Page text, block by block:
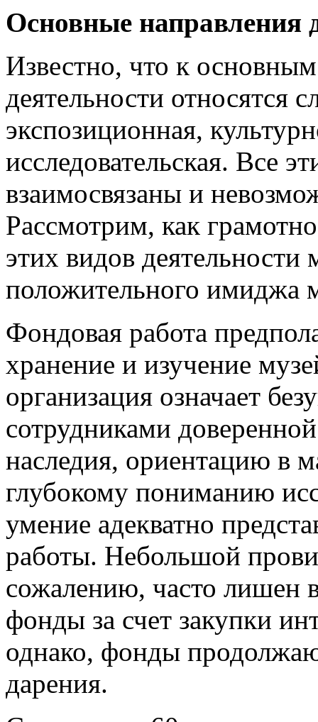
Основные направления
Известно, что к
деятельности относятся
экспозиционная,
исследовательская. Все
взаимосвязаны и
Рассмотрим, как
этих видов
положительного имиджа
Фондовая работа
хранение и изучение
организация означает
сотрудниками
наследия, ориентацию в
глубокому пониманию
умение адекватно
работы. Небольшой
сожалению, часто лишен
фонды за счет закупки
однако, фонды
дарения.